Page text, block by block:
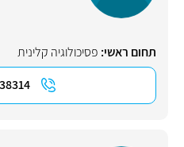
תחום ראשי: פסיכולוגיה קלינית